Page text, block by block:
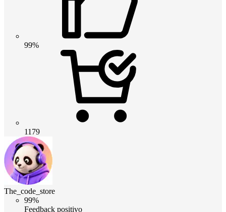
99%
1179
The_code_store
99%
Feedback positivo